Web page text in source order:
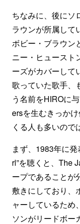
ちなみに、後にソ
ラウンが所属して
ボビー・ブラウン
ニー・ヒュースト
ーズがカバーして
歌っていた歌手、
う名前をHIROに
ersを生むきっか
くる人も多いので
まず、1983年に
rl”を聴くと、The
ープであることが
敷きにしており、
ャーしているため
ソンがリードボー